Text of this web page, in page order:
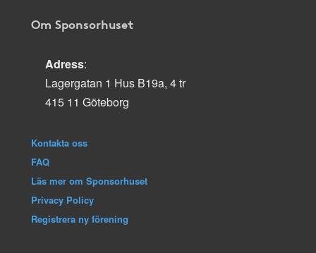
Om Sponsorhuset
Adress:
Lagergatan 1 Hus B19a, 4 tr
415 11 Göteborg
Kontakta oss
FAQ
Läs mer om Sponsorhuset
Privacy Policy
Registrera ny förening